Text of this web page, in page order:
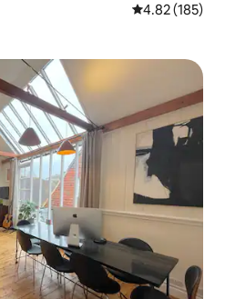
औसत रेटिंग 5 में से
4.82 (185)